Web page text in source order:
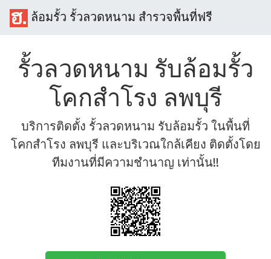
ล้อมรั้ว รั้วลวดหนาม สำรวจพื้นที่ฟรี
รั้วลวดหนาม รับล้อมรั้ว
โคกสำโรง ลพบุรี
บริการติดตั้ง รั้วลวดหนาม รับล้อมรั้ว ในพื้นที่
โคกสำโรง ลพบุรี และบริเวณใกล้เคียง ติดตั้งโดย
ทีมงานที่มีความชำนาญ เท่านั้น!!